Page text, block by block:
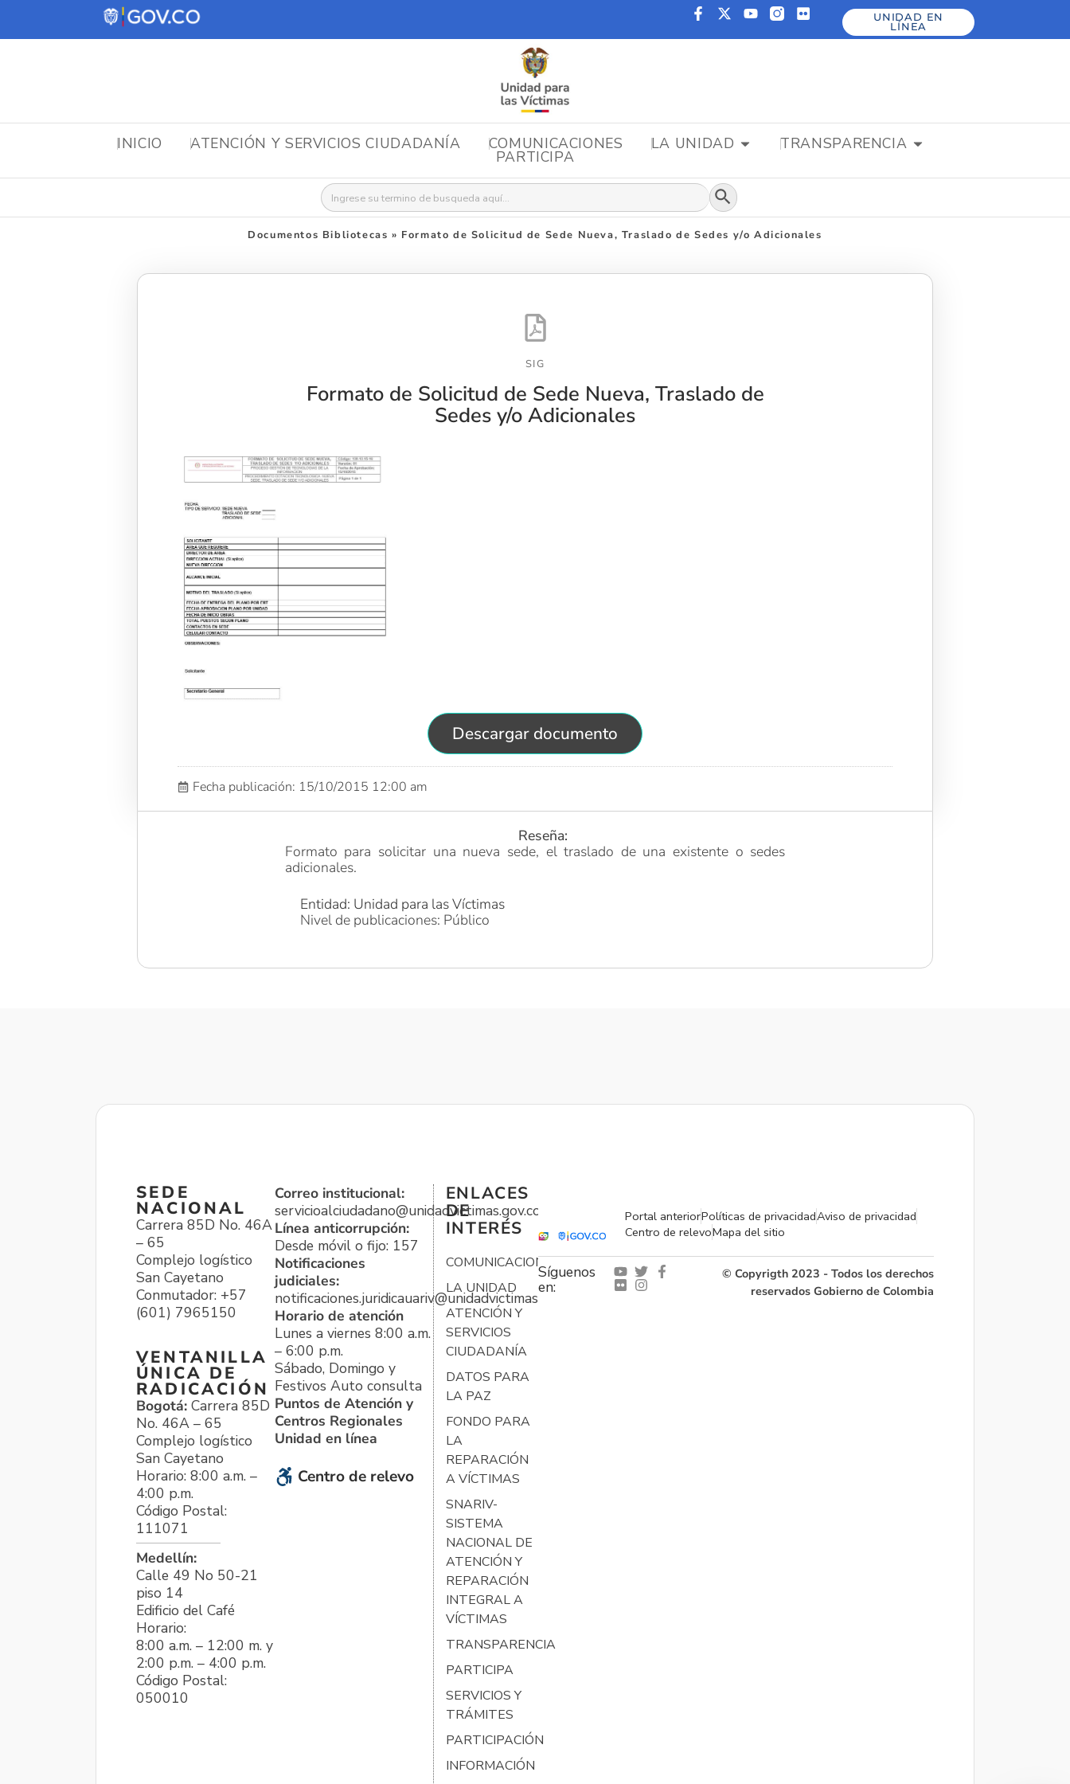
UNIDAD EN
LÍNEA
INICIO ATENCIÓN Y SERVICIOS CIUDADANÍA COMUNICACIONES LA UNIDAD TRANSPARENCIA
PARTICIPA
Buscar: Botón de búsqueda
Documentos Bibliotecas » Formato de Solicitud de Sede Nueva, Traslado de Sedes y/o Adicionales
SIG
Formato de Solicitud de Sede Nueva, Traslado de
Sedes y/o Adicionales
Descargar documento
Fecha publicación: 15/10/2015 12:00 am
Reseña:
Formato para solicitar una nueva sede, el traslado de una existente o sedes
adicionales.
Entidad: Unidad para las Víctimas
Nivel de publicaciones: Público
SEDE
NACIONAL
Carrera 85D No. 46A
– 65
Complejo logístico
San Cayetano
Conmutador: +57
(601) 7965150
VENTANILLA
ÚNICA DE
RADICACIÓN
Bogotá: Carrera 85D
No. 46A – 65
Complejo logístico
San Cayetano
Horario: 8:00 a.m. –
4:00 p.m.
Código Postal:
111071
Medellín:
Calle 49 No 50-21
piso 14
Edificio del Café
Horario:
8:00 a.m. – 12:00 m. y
2:00 p.m. – 4:00 p.m.
Código Postal:
050010
Correo institucional:
servicioalciudadano@unidadvictimas.gov.co
Línea anticorrupción:
Desde móvil o fijo: 157
Notificaciones
judiciales:
notificaciones.juridicauariv@unidadvictimas.gov.co
Horario de atención
Lunes a viernes 8:00 a.m.
– 6:00 p.m.
Sábado, Domingo y
Festivos Auto consulta
Puntos de Atención y
Centros Regionales
Unidad en línea
Centro de relevo
ENLACES
DE
INTERÉS
COMUNICACIONES
LA UNIDAD
ATENCIÓN Y
SERVICIOS
CIUDADANÍA
DATOS PARA
LA PAZ
FONDO PARA
LA
REPARACIÓN
A VÍCTIMAS
SNARIV-
SISTEMA
NACIONAL DE
ATENCIÓN Y
REPARACIÓN
INTEGRAL A
VÍCTIMAS
TRANSPARENCIA
PARTICIPA
SERVICIOS Y
TRÁMITES
PARTICIPACIÓN
INFORMACIÓN
Portal anteriorPolíticas de privacidadAviso de privacidad
Centro de relevoMapa del sitio
Síguenos
en:
© Copyrigth 2023 - Todos los derechos
reservados Gobierno de Colombia